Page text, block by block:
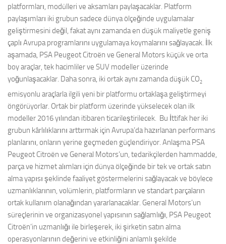
platformları, modülleri ve aksamları paylaşacaklar. Platform
paylaşımları iki grubun sadece dünya ölçeğinde uygulamalar
geliştirmesini değil, fakat aynı zamanda en düşük maliyetle geniş
çaplı Avrupa programlarını uygulamaya koymalarını sağlayacak. İlk
aşamada, PSA Peugeot Citroën ve General Motors küçük ve orta
boy araçlar, tek hacimliler ve SUV modeller üzerinde
yoğunlaşacaklar. Daha sonra, iki ortak aynı zamanda düşük CO2
emisyonlu araçlarla ilgili yeni bir platformu ortaklaşa geliştirmeyi
öngörüyorlar. Ortak bir platform üzerinde yükselecek olan ilk
modeller 2016 yılından itibaren ticarileştirilecek. Bu İttifak her iki
grubun kârlılıklarını arttırmak için Avrupa’da hazırlanan performans
planlarını, onların yerine geçmeden güçlendiriyor. Anlaşma PSA
Peugeot Citroën ve General Motors’un, tedarikçilerden hammadde,
parça ve hizmet alımları için dünya ölçeğinde bir tek ve ortak satın
alma yapısı şeklinde faaliyet göstermelerini sağlayacak ve böylece
uzmanlıklarının, volümlerin, platformların ve standart parçaların
ortak kullanım olanağından yararlanacaklar. General Motors’un
süreçlerinin ve organizasyonel yapısının sağlamlığı, PSA Peugeot
Citroën’in uzmanlığı ile birleşerek, iki şirketin satın alma
operasyonlarının değerini ve etkinliğini anlamlı şekilde